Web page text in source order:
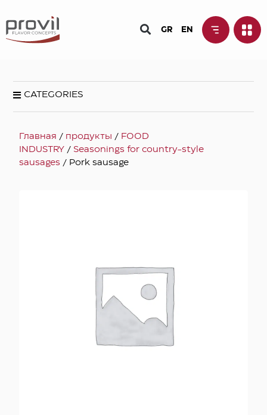
GR EN
CATEGORIES
Главная / продукты / FOOD
INDUSTRY / Seasonings for country-style
sausages / Pork sausage